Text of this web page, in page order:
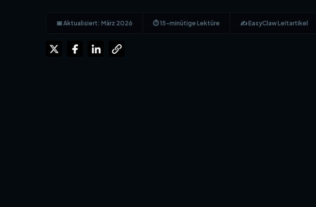
📅 Aktualisiert: März 2026 ⏱ 15-minütige Lektüre ✍️ EasyClaw Leitartikel